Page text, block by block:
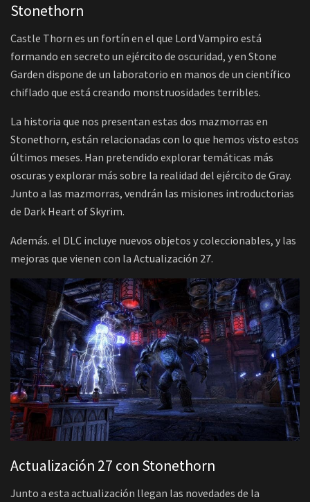
Stonethorn
Castle Thorn es un fortín en el que Lord Vampiro está
formando en secreto un ejército de oscuridad, y en Stone
Garden dispone de un laboratorio en manos de un científico
chiflado que está creando monstruosidades terribles.
La historia que nos presentan estas dos mazmorras en
Stonethorn, están relacionadas con lo que hemos visto estos
últimos meses. Han pretendido explorar temáticas más
oscuras y explorar más sobre la realidad del ejército de Gray.
Junto a las mazmorras, vendrán las misiones introductorias
de Dark Heart of Skyrim.
Además. el DLC incluye nuevos objetos y coleccionables, y las
mejoras que vienen con la Actualización 27.
Actualización 27 con Stonethorn
Junto a esta actualización llegan las novedades de la